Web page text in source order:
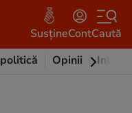
SusțineContCaută
Opinii